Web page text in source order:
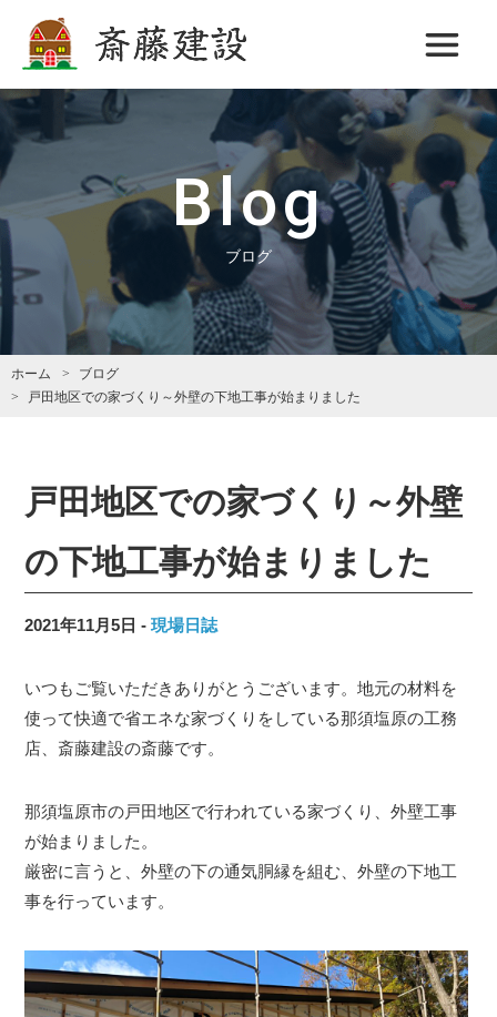
斎藤建設
Blog
ブログ
ホーム
ブログ
戸田地区での家づくり～外壁の下地工事が始まりました
戸田地区での家づくり～外壁
の下地工事が始まりました
2021年11月5日 現場日誌
いつもご覧いただきありがとうございます。地元の材料を
使って快適で省エネな家づくりをしている那須塩原の工務
店、斎藤建設の斎藤です。
那須塩原市の戸田地区で行われている家づくり、外壁工事
が始まりました。
厳密に言うと、外壁の下の通気胴縁を組む、外壁の下地工
事を行っています。